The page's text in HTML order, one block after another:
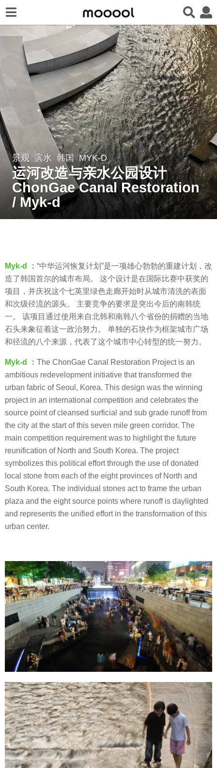
8
年
a
g
o
8
o
景观 滨水 韩国 MYK-D
运河改造与亲水公园设计
ChonGae Canal Restoration
/ Myk-d
m
o
o
o
l
Myk-d ： “中华运河恢复计划”是一项雄心勃勃的重建计划，改
造了韩国首尔的城市布局。 这个设计是在国际比赛中获奖的
项目，并庆祝这个七英里绿色走廊开始时从城市清洗的表面
和次级径流的源头。 主要竞争的要求是突出今后的南韩统
一。 该项目通过使用来自北韩和南韩八个省份的捐赠的当地
石头来象征着这一政治努力。 单独的石块作为框架城市广场
和径流的八个来源，代表了这个城市中心转型的统一努力。
Myk-d ： The ChonGae Canal Restoration Project is an
ambitious redevelopment initiative that transformed the
urban fabric of Seoul, Korea. This design was the winning
project in an international competition and celebrates the
source point of cleansed surficial and sub grade runoff from
the city at the start of this seven mile green corridor. The
main competition requirement was to highlight the future
reunification of North and South Korea. The project
symbolizes this political effort through the use of donated
local stone from each of the eight provinces of North and
South Korea. The individual stones act to frame the urban
plaza and the eight source points where runoff is daylighted
and represents the unified effort in the transformation of this
urban center.